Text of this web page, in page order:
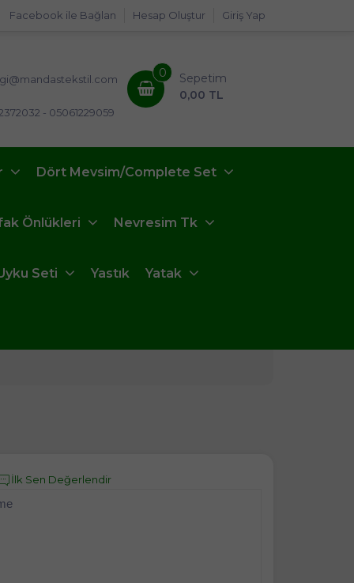
Giriş Yap
Hesap Oluştur
Facebook ile Bağlan
- 05061229059
0
Sepetim
0,00 TL
Dört Mevsim/Complete Set
Önlükleri Nevresim Tk
Seti Yastık Yatak
İlk Sen Değerlendir